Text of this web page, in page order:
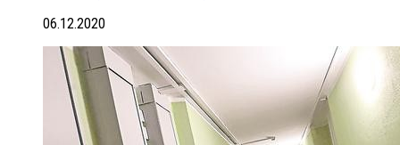
06.12.2020